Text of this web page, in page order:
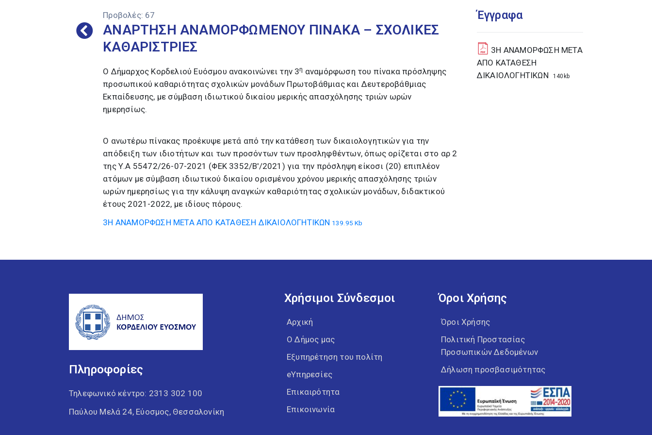
Προβολές: 67
ΑΝΑΡΤΗΣΗ ΑΝΑΜΟΡΦΩΜΕΝΟΥ ΠΙΝΑΚΑ – ΣΧΟΛΙΚΕΣ
ΚΑΘΑΡΙΣΤΡΙΕΣ
Ο Δήμαρχος Κορδελιού Ευόσμου ανακοινώνει την 3η αναμόρφωση του πίνακα πρόσληψης
προσωπικού καθαριότητας σχολικών μονάδων Πρωτοβάθμιας και Δευτεροβάθμιας
Εκπαίδευσης, με σύμβαση ιδιωτικού δικαίου μερικής απασχόλησης τριών ωρών
ημερησίως.
Ο ανωτέρω πίνακας προέκυψε μετά από την κατάθεση των δικαιολογητικών για την
απόδειξη των ιδιοτήτων και των προσόντων των προσληφθέντων, όπως ορίζεται στο αρ 2
της Υ.Α 55472/26-07-2021 (ΦΕΚ 3352/Β'/2021) για την πρόσληψη είκοσι (20) επιπλέον
ατόμων με σύμβαση ιδιωτικού δικαίου ορισμένου χρόνου μερικής απασχόλησης τριών
ωρών ημερησίως για την κάλυψη αναγκών καθαριότητας σχολικών μονάδων, διδακτικού
έτους 2021-2022, με ιδίους πόρους.
3Η ΑΝΑΜΟΡΦΩΣΗ ΜΕΤΑ ΑΠΟ ΚΑΤΑΘΕΣΗ ΔΙΚΑΙΟΛΟΓΗΤΙΚΩΝ 139.95 Kb
Έγγραφα
3Η ΑΝΑΜΟΡΦΩΣΗ ΜΕΤΑ
ΑΠΟ ΚΑΤΑΘΕΣΗ
ΔΙΚΑΙΟΛΟΓΗΤΙΚΩΝ
140kb
Πληροφορίες
Τηλεφωνικό κέντρο: 2313 302 100
Παύλου Μελά 24, Εύοσμος, Θεσσαλονίκη
Χρήσιμοι Σύνδεσμοι
Αρχική
Ο Δήμος μας
Εξυπηρέτηση του πολίτη
eΥπηρεσίες
Επικαιρότητα
Επικοινωνία
Όροι Χρήσης
Όροι Χρήσης
Πολιτική Προστασίας
Προσωπικών Δεδομένων
Δήλωση προσβασιμότητας